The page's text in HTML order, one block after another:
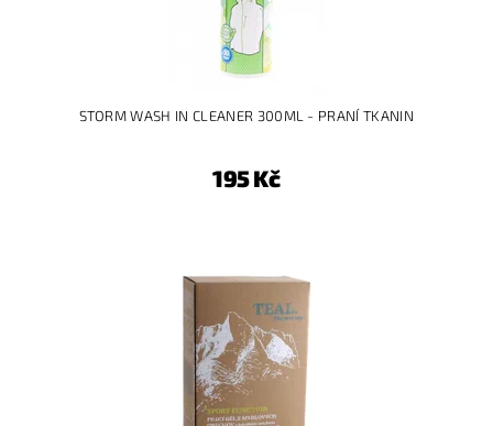
STORM WASH IN CLEANER 300ML - PRANÍ TKANIN
195 Kč